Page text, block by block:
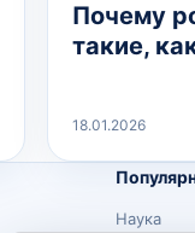
Почему
такие,
18.01.2026
Наука